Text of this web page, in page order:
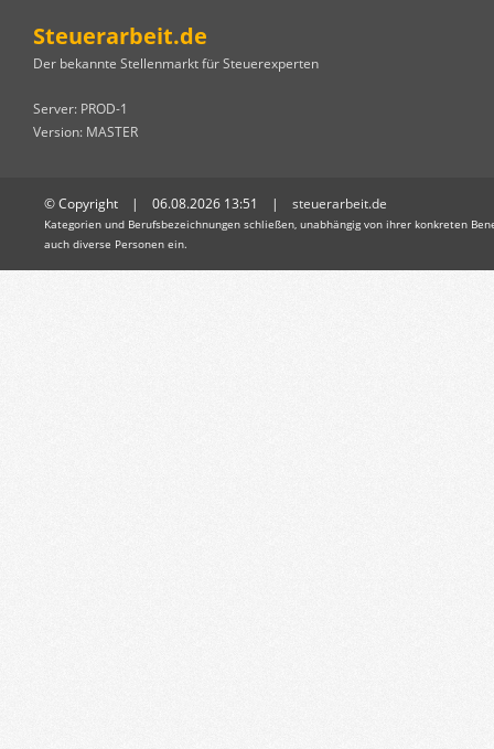
Steuerarbeit.de
Der bekannte Stellenmarkt für Steuerexperten
Server: PROD-1
Version: MASTER
© Copyright | 06.08.2026 13:51 | steuerarbeit.de
Kategorien und Berufsbezeichnungen schließen, unabhängig von ihrer konkreten
auch diverse Personen ein.